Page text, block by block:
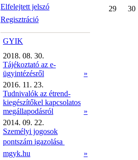
Elfelejtett jelszó
Regisztráció
GYIK
2018. 08. 30.
Tájékoztató az e-
ügyintézésről
»
2016. 11. 23.
Tudnivalók az étrend-
kiegészítőkel kapcsolatos
megállapodásról
»
2014. 09. 22.
Személyi jogosok
pontszám igazolása 
mgyk.hu
»
29
30